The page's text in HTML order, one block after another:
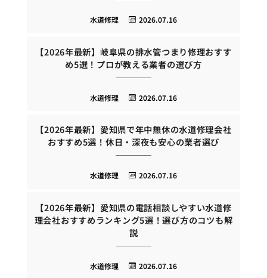
2026.07.16
水道修理
【2026年最新】岐阜県の排水管つまり修理おすす
め5選！プロが教える業者の選び方
2026.07.16
水道修理
【2026年最新】愛知県で年中無休の水道修理会社
おすすめ5選！休日・深夜も安心の業者選び
2026.07.16
水道修理
【2026年最新】愛知県の電話相談しやすい水道修
理会社おすすめランキング5選！選び方のコツも解
説
2026.07.16
水道修理